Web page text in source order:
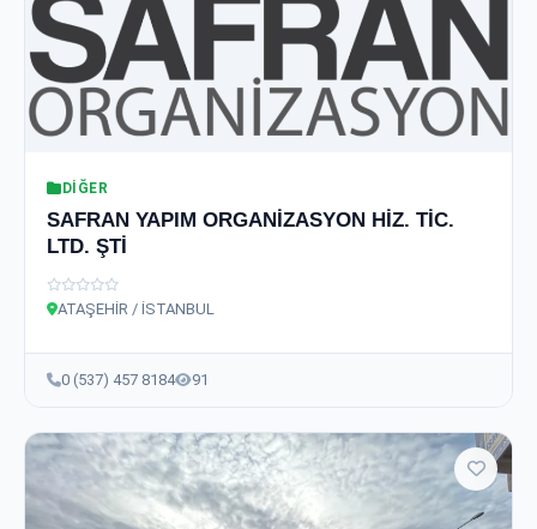
DIĞER
SAFRAN YAPIM ORGANİZASYON HİZ. TİC.
LTD. ŞTİ
ATAŞEHİR / İSTANBUL
0 (537) 457 8184 91